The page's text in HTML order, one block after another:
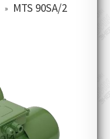
» MTS 90SA/2